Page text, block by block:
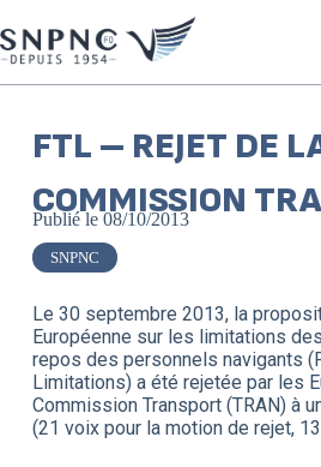
FTL – REJET DE
COMMISSION
Publié le 08/10/2013
SNPNC
Le 30 septembre 2013, la
Européenne sur les limitations
repos des personnels navigants
Limitations) a été rejetée par les
Commission Transport (TRAN) à
(21 voix pour la motion de rejet,